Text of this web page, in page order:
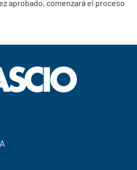
aprobado, comenzará el proceso